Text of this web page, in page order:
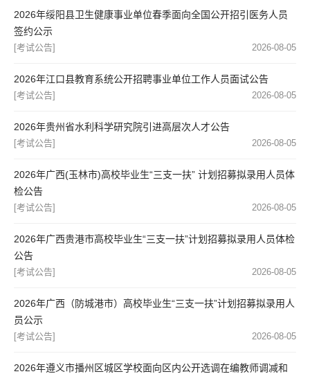
[考试公告]
2026年绥阳县卫生健康事业单位春季面向全国公开招引医务人员
签约公示
2026-08-05
[考试公告]
2026年江口县教育系统公开招聘事业单位工作人员面试公告
2026-08-05
[考试公告]
2026年贵州省水利科学研究院引进高层次人才公告
2026-08-05
[考试公告]
2026年广西(玉林市)高校毕业生“三支一扶” 计划招募拟录用人员体
检公告
2026-08-05
[考试公告]
2026年广西贵港市高校毕业生“三支一扶”计划招募拟录用人员体检
公告
2026-08-05
[考试公告]
2026年广西（防城港市）高校毕业生“三支一扶”计划招募拟录用人
员公示
2026-08-05
2026年遵义市播州区城区学校面向区内公开选调在编教师调减和